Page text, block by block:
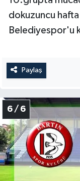
dokuzuncu
Belediyespor'u
Paylaş
6 / 6